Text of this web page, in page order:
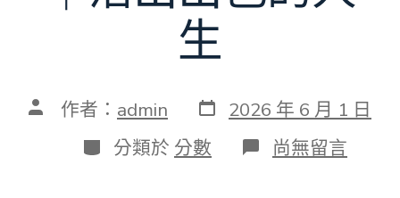
生
文 作者： admin 發
表
日
期
2026 年 6 月 1 日
分
類
分類於 分數 在
〈習
尚無留言